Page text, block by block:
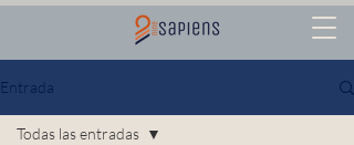
Entrada
Todas las entradas